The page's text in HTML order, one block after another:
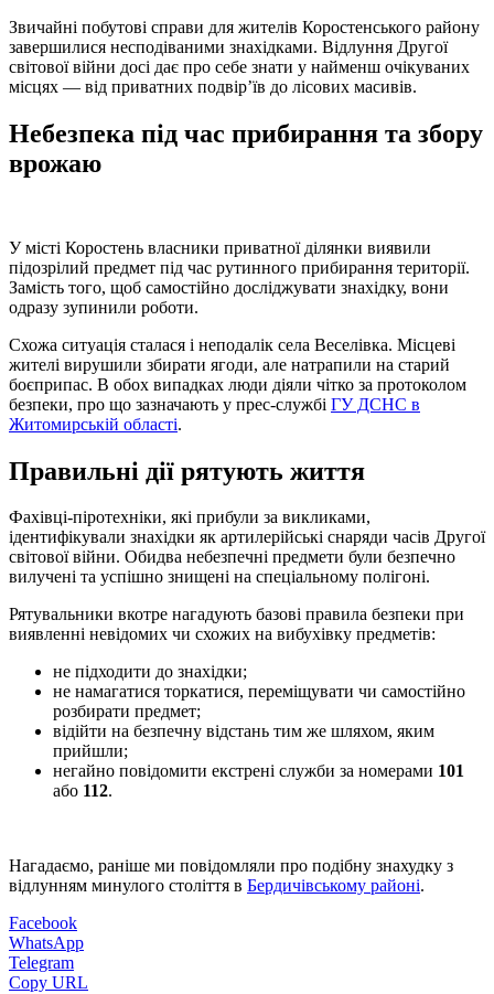
Звичайні побутові справи для жителів Коростенського району
завершилися несподіваними знахідками. Відлуння Другої
світової війни досі дає про себе знати у найменш очікуваних
місцях — від приватних подвір’їв до лісових масивів.
Небезпека під час прибирання та збору
врожаю
У місті Коростень власники приватної ділянки виявили
підозрілий предмет під час рутинного прибирання території.
Замість того, щоб самостійно досліджувати знахідку, вони
одразу зупинили роботи.
Схожа ситуація сталася і неподалік села Веселівка. Місцеві
жителі вирушили збирати ягоди, але натрапили на старий
боєприпас. В обох випадках люди діяли чітко за протоколом
безпеки, про що зазначають у прес-службі ГУ ДСНС в
Житомирській області.
Правильні дії рятують життя
Фахівці-піротехніки, які прибули за викликами,
ідентифікували знахідки як артилерійські снаряди часів Другої
світової війни. Обидва небезпечні предмети були безпечно
вилучені та успішно знищені на спеціальному полігоні.
Рятувальники вкотре нагадують базові правила безпеки при
виявленні невідомих чи схожих на вибухівку предметів:
не підходити до знахідки;
не намагатися торкатися, переміщувати чи самостійно
розбирати предмет;
відійти на безпечну відстань тим же шляхом, яким
прийшли;
негайно повідомити екстрені служби за номерами 101
або 112.
Нагадаємо, раніше ми повідомляли про подібну знахудку з
відлунням минулого століття в Бердичівському районі.
Facebook
WhatsApp
Telegram
Copy URL